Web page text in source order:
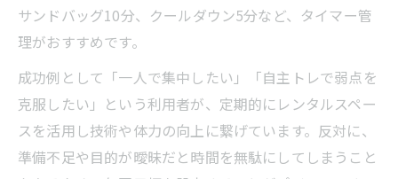
サンドバッグ10分、クールダウン5分など、タイマー管
理がおすすめです。
成功例として「一人で集中したい」「自主トレで弱点を
克服したい」という利用者が、定期的にレンタルスペー
スを活用し技術や体力の向上に繋げています。反対に、
準備不足や目的が曖昧だと時間を無駄にしてしまうこと